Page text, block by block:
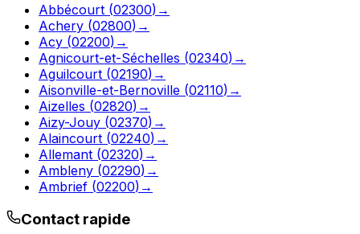
Abbécourt (02300) →
Achery (02800) →
Acy (02200) →
Agnicourt-et-Séchelles (02340) →
Aguilcourt (02190) →
Aisonville-et-Bernoville (02110) →
Aizelles (02820) →
Aizy-Jouy (02370) →
Alaincourt (02240) →
Allemant (02320) →
Ambleny (02290) →
Ambrief (02200) →
Contact rapide